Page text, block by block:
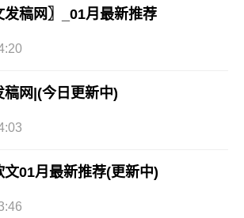
稿网〗_01月最新推荐
网|(今日更新中)
01月最新推荐(更新中)